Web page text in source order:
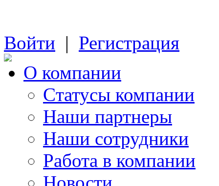
Войти | Регистрация
О компании
Cтатусы компании
Наши партнеры
Наши сотрудники
Работа в компании